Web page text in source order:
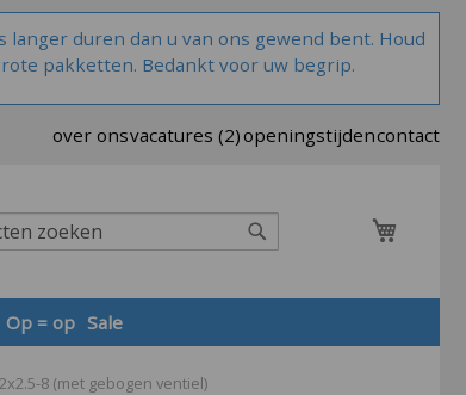
duren dan u van ons gewend bent. Houd
pakketten. Bedankt voor uw begrip.
over onsvacatures (2)openingstijdencontact
Op = op Sale
8 (met gebogen ventiel)